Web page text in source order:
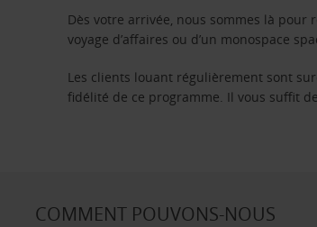
Dès votre arrivée, nous sommes là pour
voyage d’affaires ou d’un monospace
Les clients louant régulièrement sont
fidélité de ce programme. Il vous suffit
COMMENT POUVONS-NOUS